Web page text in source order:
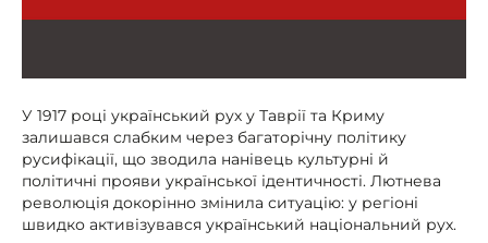
У 1917 році український рух у Таврії та Криму
залишався слабким через багаторічну політику
русифікації, що зводила нанівець культурні й
політичні прояви української ідентичності. Лютнева
революція докорінно змінила ситуацію: у регіоні
швидко активізувався український національний рух.